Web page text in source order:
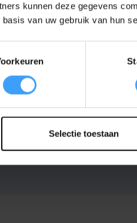
kunnen deze gegevens
van uw gebruik van hun
Selectie toestaan
en SKX-HD
volgende werkdag in huis.